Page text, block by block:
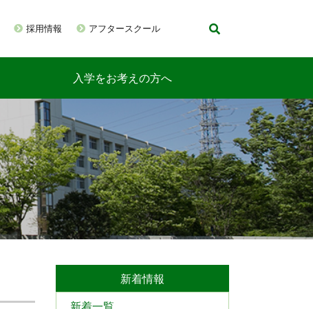
採用情報 アフタースクール
入学をお考えの方へ
新着情報
新着一覧